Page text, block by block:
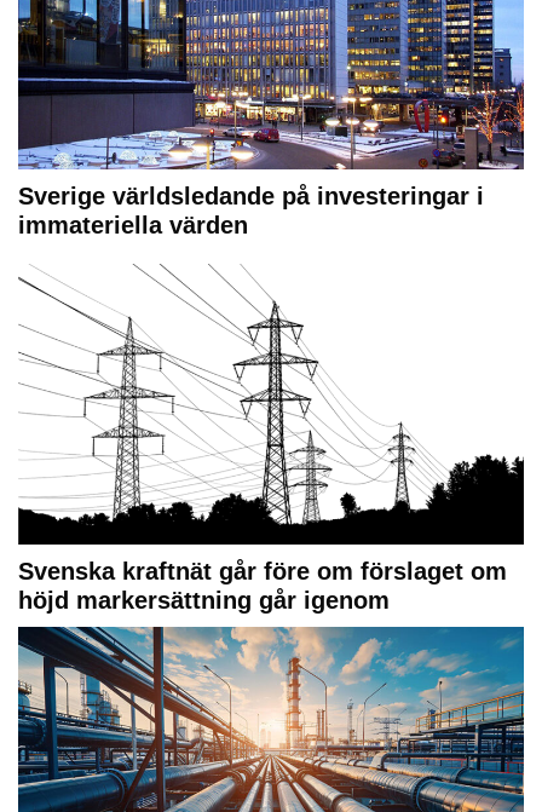
Sverige världsledande på investeringar i
immateriella värden
Svenska kraftnät går före om förslaget om
höjd markersättning går igenom